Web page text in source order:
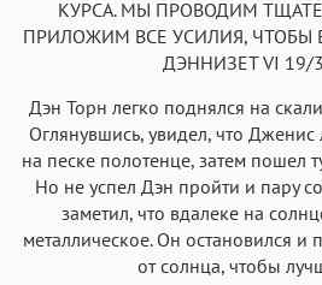
КУРСА. МЫ ПРОВОДИМ
ПРИЛОЖИМ ВСЕ УСИЛИЯ, ЧТОБЫ
ДЭННИЗЕТ VI 19/
Дэн Торн легко поднялся на
Оглянувшись, увидел, что Дженис
на песке полотенце, затем пошел
Но не успел Дэн пройти и пару
заметил, что вдалеке на
металлическое. Он остановился и
от солнца, чтобы